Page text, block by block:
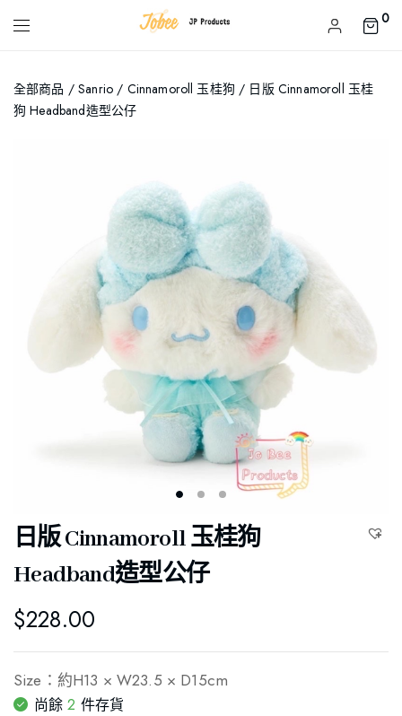
0
全部商品 /Sanrio / Cinnamoroll 玉桂狗 / 日版 Cinnamoroll 玉桂
狗 Headband造型公仔
日版 Cinnamoroll 玉桂狗
Headband造型公仔
$228.00
Size：約H13 × W23.5 × D15cm
尚餘2 件存貨